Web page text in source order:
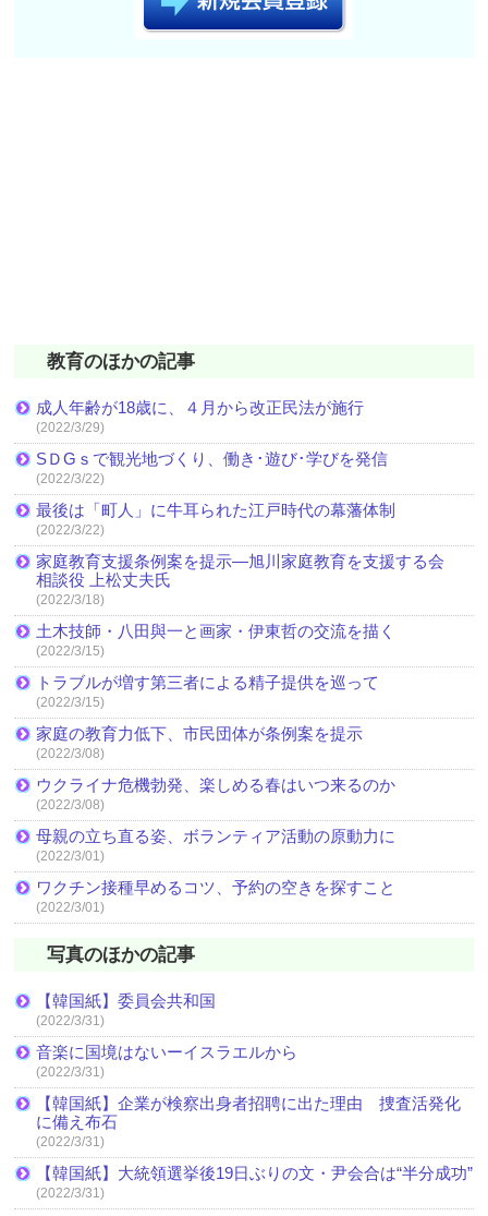
教育のほかの記事
成人年齢が18歳に、４月から改正民法が施行
(2022/3/29)
SＤGｓで観光地づくり、働き･遊び･学びを発信
(2022/3/22)
最後は「町人」に牛耳られた江戸時代の幕藩体制
(2022/3/22)
家庭教育支援条例案を提示―旭川家庭教育を支援する会
相談役 上松丈夫氏
(2022/3/18)
土木技師・八田與一と画家・伊東哲の交流を描く
(2022/3/15)
トラブルが増す第三者による精子提供を巡って
(2022/3/15)
家庭の教育力低下、市民団体が条例案を提示
(2022/3/08)
ウクライナ危機勃発、楽しめる春はいつ来るのか
(2022/3/08)
母親の立ち直る姿、ボランティア活動の原動力に
(2022/3/01)
ワクチン接種早めるコツ、予約の空きを探すこと
(2022/3/01)
写真のほかの記事
【韓国紙】委員会共和国
(2022/3/31)
音楽に国境はないーイスラエルから
(2022/3/31)
【韓国紙】企業が検察出身者招聘に出た理由 捜査活発化
に備え布石
(2022/3/31)
【韓国紙】大統領選挙後19日ぶりの文・尹会合は“半分成功”
(2022/3/31)